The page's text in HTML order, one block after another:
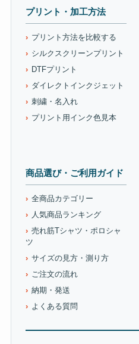
プリント・加工方法
プリント方法を比較する
シルクスクリーンプリント
DTFプリント
ダイレクトインクジェット
刺繍・名入れ
プリント用インク色見本
商品選び・ご利用ガイド
全商品カテゴリー
人気商品ランキング
売れ筋Tシャツ・ポロシャ
ツ
サイズの見方・測り方
ご注文の流れ
納期・発送
よくある質問